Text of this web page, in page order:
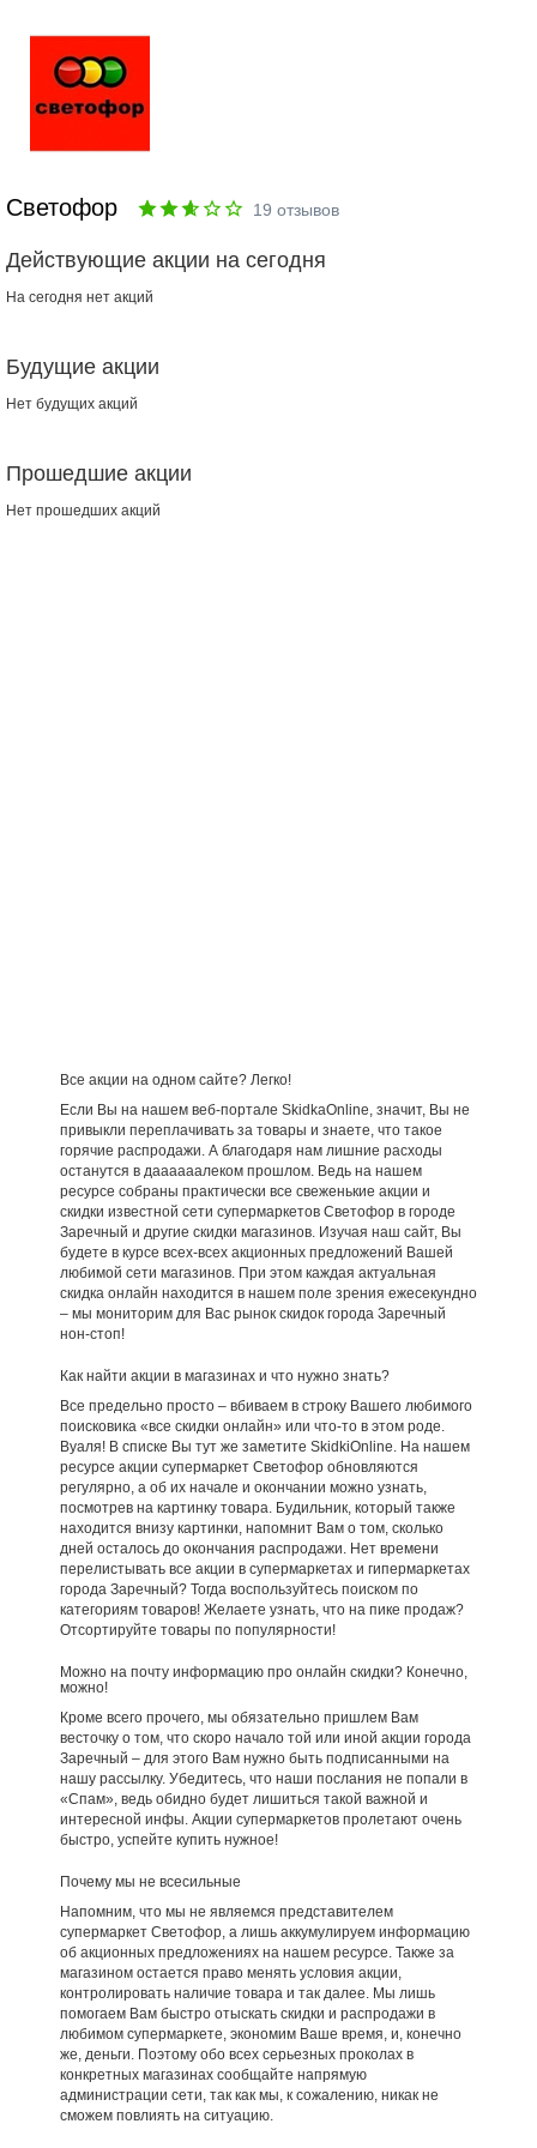
Светофор 19 отзывов
Действующие акции на сегодня
На сегодня нет акций
Будущие акции
Нет будущих акций
Прошедшие акции
Нет прошедших акций
Все акции на одном сайте? Легко!
Если Вы на нашем веб-портале SkidkaOnline, значит, Вы не
привыкли переплачивать за товары и знаете, что такое
горячие распродажи. А благодаря нам лишние расходы
останутся в даааааалеком прошлом. Ведь на нашем
ресурсе собраны практически все свеженькие акции и
скидки известной сети супермаркетов Светофор в городе
Заречный и другие скидки магазинов. Изучая наш сайт, Вы
будете в курсе всех-всех акционных предложений Вашей
любимой сети магазинов. При этом каждая актуальная
скидка онлайн находится в нашем поле зрения ежесекундно
– мы мониторим для Вас рынок скидок города Заречный
нон-стоп!
Как найти акции в магазинах и что нужно знать?
Все предельно просто – вбиваем в строку Вашего любимого
поисковика «все скидки онлайн» или что-то в этом роде.
Вуаля! В списке Вы тут же заметите SkidkiOnline. На нашем
ресурсе акции супермаркет Светофор обновляются
регулярно, а об их начале и окончании можно узнать,
посмотрев на картинку товара. Будильник, который также
находится внизу картинки, напомнит Вам о том, сколько
дней осталось до окончания распродажи. Нет времени
перелистывать все акции в супермаркетах и гипермаркетах
города Заречный? Тогда воспользуйтесь поиском по
категориям товаров! Желаете узнать, что на пике продаж?
Отсортируйте товары по популярности!
Можно на почту информацию про онлайн скидки? Конечно,
можно!
Кроме всего прочего, мы обязательно пришлем Вам
весточку о том, что скоро начало той или иной акции города
Заречный – для этого Вам нужно быть подписанными на
нашу рассылку. Убедитесь, что наши послания не попали в
«Спам», ведь обидно будет лишиться такой важной и
интересной инфы. Акции супермаркетов пролетают очень
быстро, успейте купить нужное!
Почему мы не всесильные
Напомним, что мы не являемся представителем
супермаркет Светофор, а лишь аккумулируем информацию
об акционных предложениях на нашем ресурсе. Также за
магазином остается право менять условия акции,
контролировать наличие товара и так далее. Мы лишь
помогаем Вам быстро отыскать скидки и распродажи в
любимом супермаркете, экономим Ваше время, и, конечно
же, деньги. Поэтому обо всех серьезных проколах в
конкретных магазинах сообщайте напрямую
администрации сети, так как мы, к сожалению, никак не
сможем повлиять на ситуацию.